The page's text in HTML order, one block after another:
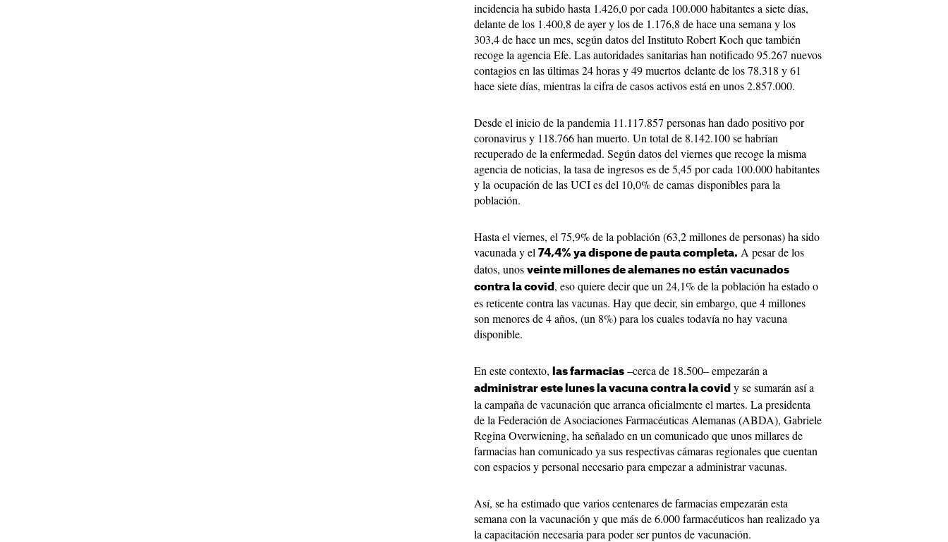
incidencia ha subido hasta 1.426,0 por cada 100.000 habitantes a siete días,
delante de los 1.400,8 de ayer y los de 1.176,8 de hace una semana y los
303,4 de hace un mes, según datos del Instituto Robert Koch que también
recoge la agencia Efe. Las autoridades sanitarias han notificado 95.267 nuevos
contagios en las últimas 24 horas y 49 muertos delante de los 78.318 y 61
hace siete días, mientras la cifra de casos activos está en unos 2.857.000.
Desde el inicio de la pandemia 11.117.857 personas han dado positivo por
coronavirus y 118.766 han muerto. Un total de 8.142.100 se habrían
recuperado de la enfermedad. Según datos del viernes que recoge la misma
agencia de noticias, la tasa de ingresos es de 5,45 por cada 100.000 habitantes
y la ocupación de las UCI es del 10,0% de camas disponibles para la
población.
Hasta el viernes, el 75,9% de la población (63,2 millones de personas) ha sido
vacunada y el 74,4% ya dispone de pauta completa. A pesar de los
datos, unos veinte millones de alemanes no están vacunados
contra la covid , eso quiere decir que un 24,1% de la población ha estado o
es reticente contra las vacunas. Hay que decir, sin embargo, que 4 millones
son menores de 4 años, (un 8%) para los cuales todavía no hay vacuna
disponible.
En este contexto, las farmacias –cerca de 18.500– empezarán a
administrar este lunes la vacuna contra la covid y se sumarán así a
la campaña de vacunación que arranca oficialmente el martes. La presidenta
de la Federación de Asociaciones Farmacéuticas Alemanas (ABDA), Gabriele
Regina Overwiening, ha señalado en un comunicado que unos millares de
farmacias han comunicado ya sus respectivas cámaras regionales que cuentan
con espacios y personal necesario para empezar a administrar vacunas.
Así, se ha estimado que varios centenares de farmacias empezarán esta
semana con la vacunación y que más de 6.000 farmacéuticos han realizado ya
la capacitación necesaria para poder ser puntos de vacunación.